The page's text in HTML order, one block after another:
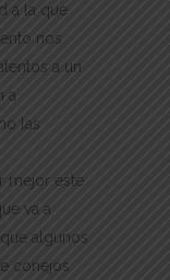
a la que
nos
a un
a
las
mejor este
va a
algunos
conejos